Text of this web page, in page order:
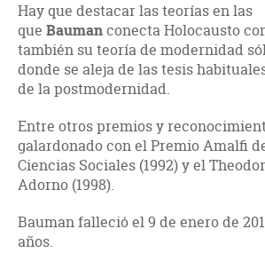
Hay que destacar las teorías en las
que Baumanconecta Holocausto
también su teoría de modernidad
donde se aleja de las tesis
de la postmodernidad.
Entre otros premios y
galardonado con el Premio Amalfi
Ciencias Sociales (1992) y el
Adorno (1998).
Bauman falleció el 9 de enero de
años.